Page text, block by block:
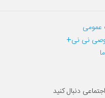
نی نی+
دنبال کنید